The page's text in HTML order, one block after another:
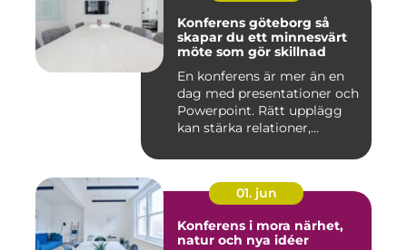
Konferens göteborg så
skapar du ett minnesvärt
möte som gör skillnad
En konferens är mer än en
dag med presentationer och
Powerpoint. Rätt upplägg
kan stärka relationer,...
01. jun
Konferens i mora närhet,
natur och nya idéer